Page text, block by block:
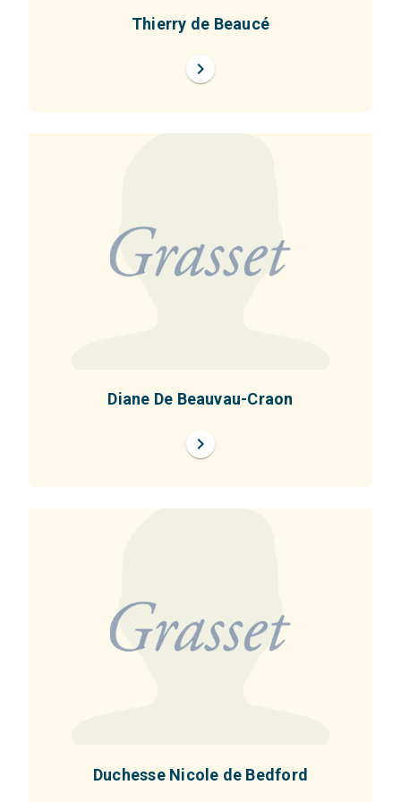
Thierry de Beaucé
chevron_right
Diane De Beauvau-Craon
chevron_right
Duchesse Nicole de Bedford